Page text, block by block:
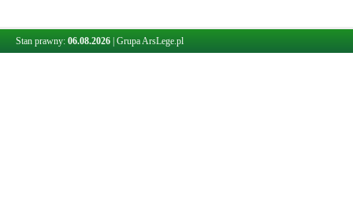
Stan prawny: 06.08.2026 Grupa ArsLege.pl